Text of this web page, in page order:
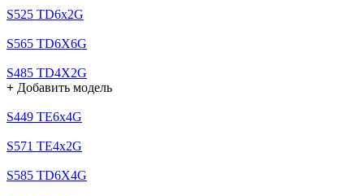
S525 TD6x2G
S565 TD6X6G
S485 TD4X2G
+ Добавить модель
S449 TE6x4G
S571 TE4x2G
S585 TD6X4G